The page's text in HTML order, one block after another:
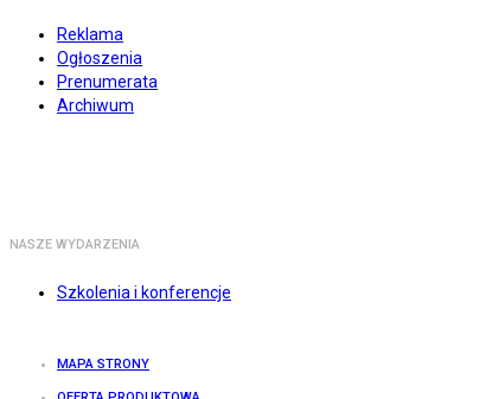
Reklama
Ogłoszenia
Prenumerata
Archiwum
NASZE WYDARZENIA
Szkolenia i konferencje
MAPA STRONY